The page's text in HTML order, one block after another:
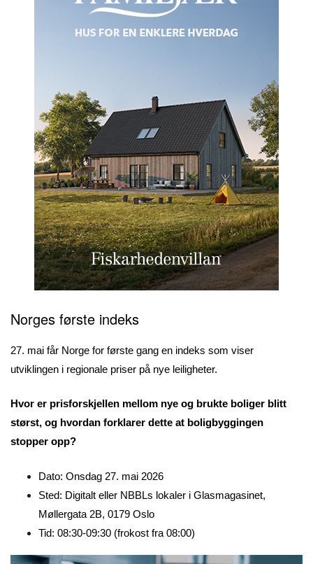
Norges første indeks
27. mai får Norge for første gang en indeks som viser
utviklingen i regionale priser på nye leiligheter.
Hvor er prisforskjellen mellom nye og brukte boliger blitt
størst, og hvordan forklarer dette at boligbyggingen
stopper opp?
Dato: Onsdag 27. mai 2026
Sted: Digitalt eller NBBLs lokaler i Glasmagasinet,
Møllergata 2B, 0179 Oslo
Tid: 08:30-09:30 (frokost fra 08:00)